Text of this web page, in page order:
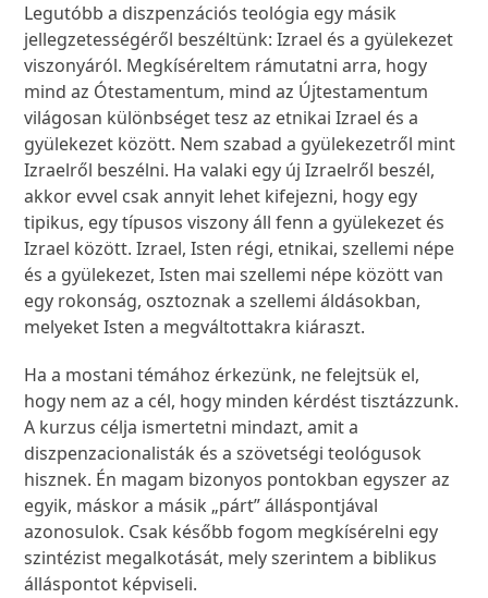
Legutóbb a diszpenzációs teológia egy másik
jellegzetességéről beszéltünk: Izrael és a gyülekezet
viszonyáról. Megkíséreltem rámutatni arra, hogy
mind az Ótestamentum, mind az Újtestamentum
világosan különbséget tesz az etnikai Izrael és a
gyülekezet között. Nem szabad a gyülekezetről mint
Izraelről beszélni. Ha valaki egy új Izraelről beszél,
akkor evvel csak annyit lehet kifejezni, hogy egy
tipikus, egy típusos viszony áll fenn a gyülekezet és
Izrael között. Izrael, Isten régi, etnikai, szellemi népe
és a gyülekezet, Isten mai szellemi népe között van
egy rokonság, osztoznak a szellemi áldásokban,
melyeket Isten a megváltottakra kiáraszt.
Ha a mostani témához érkezünk, ne felejtsük el,
hogy nem az a cél, hogy minden kérdést tisztázzunk.
A kurzus célja ismertetni mindazt, amit a
diszpenzacionalisták és a szövetségi teológusok
hisznek. Én magam bizonyos pontokban egyszer az
egyik, máskor a másik „párt” álláspontjával
azonosulok. Csak később fogom megkísérelni egy
szintézist megalkotását, mely szerintem a biblikus
álláspontot képviseli.